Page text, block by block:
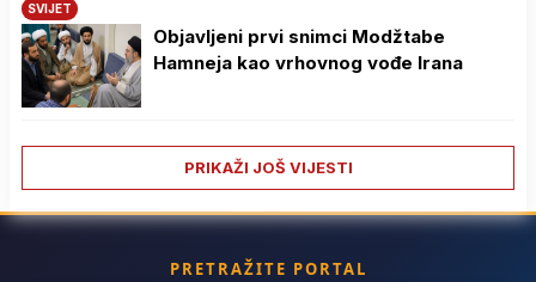
SVIJET
Objavljeni prvi snimci Modžtabe
Hamneja kao vrhovnog vođe Irana
PRIKAŽI JOŠ VIJESTI
PRETRAŽITE PORTAL